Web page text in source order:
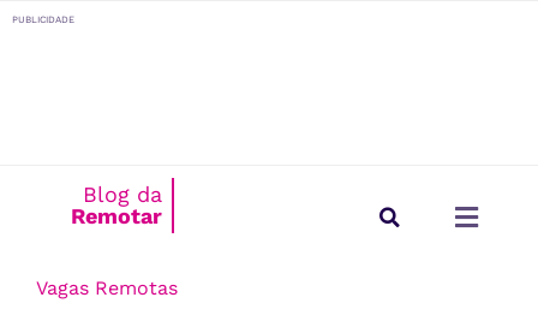
conteúdo
PUBLICIDADE
Blog da
Remotar
Vagas Remotas
Vagas Remotas